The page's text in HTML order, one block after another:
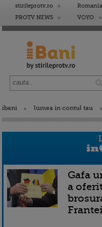
stirileprotv.ro
PROTV NEWS
VOYO
ibani lumea in contul tau
Gafa
a